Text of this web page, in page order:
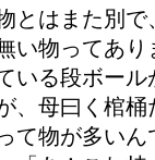
とはまた別
い物ってあ
いる段ボー
、母曰く棺
て物が多い